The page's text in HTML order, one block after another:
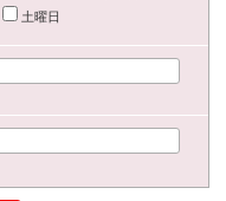
土曜日